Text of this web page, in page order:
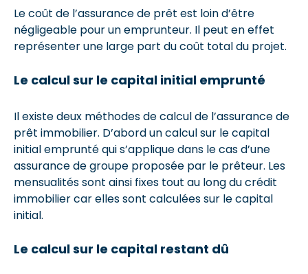
Le coût de l’assurance de prêt est loin d’être
négligeable pour un emprunteur. Il peut en effet
représenter une large part du coût total du projet.
Le calcul sur le capital initial emprunté
Il existe deux méthodes de calcul de l’assurance de
prêt immobilier. D’abord un calcul sur le capital
initial emprunté qui s’applique dans le cas d’une
assurance de groupe proposée par le prêteur. Les
mensualités sont ainsi fixes tout au long du crédit
immobilier car elles sont calculées sur le capital
initial.
Le calcul sur le capital restant dû